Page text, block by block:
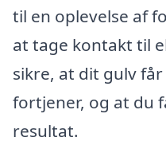
til en oplevelse af
at tage kontakt til
sikre, at dit gulv
fortjener, og at du
resultat.